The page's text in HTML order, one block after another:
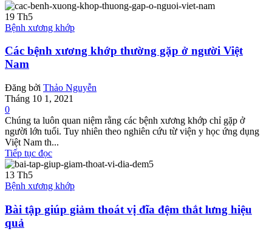
19 Th5
Bệnh xương khớp
Các bệnh xương khớp thường gặp ở người Việt
Nam
Đăng bởi Thảo Nguyễn
Tháng 10 1, 2021
0
Chúng ta luôn quan niệm rằng các bệnh xương khớp chỉ gặp ở
người lớn tuổi. Tuy nhiên theo nghiên cứu từ viện y học ứng dụng
Việt Nam th...
Tiếp tục đọc
13 Th5
Bệnh xương khớp
Bài tập giúp giảm thoát vị đĩa đệm thắt lưng hiệu
quả